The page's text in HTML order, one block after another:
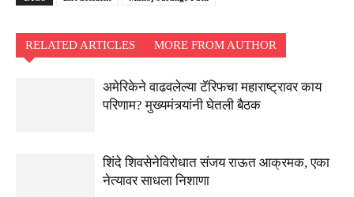
RELATED ARTICLES MORE FROM AUTHOR
अमेरिकेने वाढवलेल्या टॅरिफचा महाराष्ट्रावर काय
परिणाम? मुख्यमंत्र्यांनी घेतली बैठक
शिंदे शिवसेनेविरोधात संजय राऊत आक्रमक, एका
नेत्यावर साधला निशाणा